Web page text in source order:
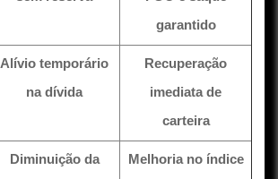
garantido
Alívio temporário
na dívida
Recuperação
imediata de
carteira
Diminuição da
Melhoria no índice